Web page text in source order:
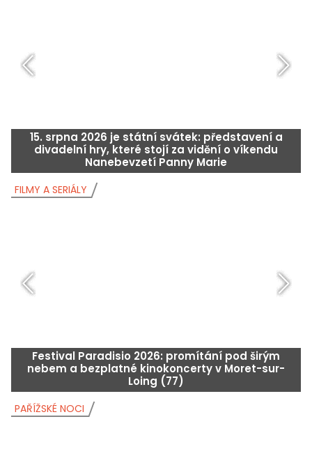
15. srpna 2026 je státní svátek: představení a
divadelní hry, které stojí za vidění o víkendu
Nanebevzetí Panny Marie
Festival Paradisio 2026: promítání pod širým
nebem a bezplatné kinokoncerty v Moret-sur-
Loing (77)
FILMY A SERIÁLY
PAŘÍŽSKÉ NOCI